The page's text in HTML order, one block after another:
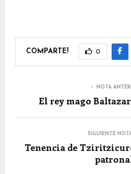
COMPARTE! 0
NOTA
El rey mago
SIGUIENTE
Tenencia de